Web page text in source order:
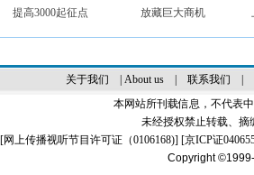
提高3000起征点
放藏巨大商机
关于我们 About us| 联系我们
本网站所刊载信息，不代表
未经授权禁止转载、摘
[网上传播视听节目许可证（0106168)] [京ICP证
Copyright